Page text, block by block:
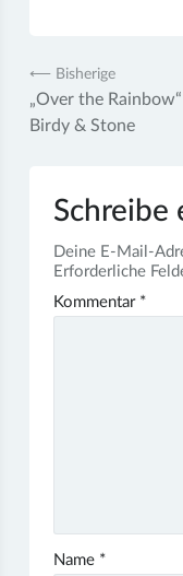
⟵ Bisherige
„Over the
Birdy & Stone
Schreibe
Deine E-Mail-
Erforderliche
Kommentar *
Name *